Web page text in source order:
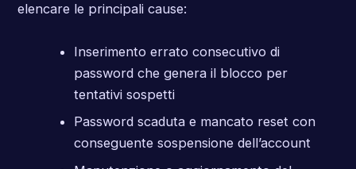
elencare le principali cause:
Inserimento errato consecutivo di
password che genera il blocco per
tentativi sospetti
Password scaduta e mancato reset con
conseguente sospensione dell’account